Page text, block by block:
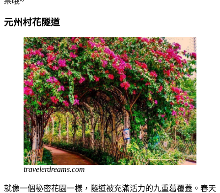
元州村花隧道
travelerdreams.com
就像一個秘密花園一樣，隧道被充滿活力的九重葛覆蓋。春天